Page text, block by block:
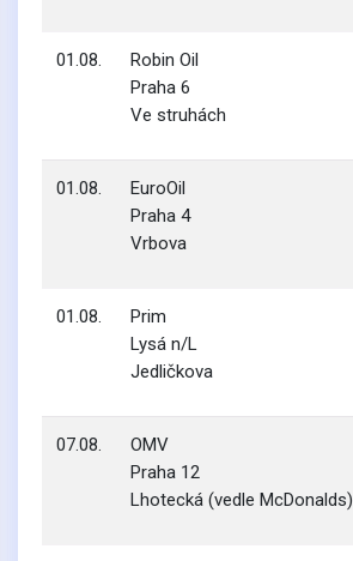
01.08.
Robin Oil
Praha 6
Ve struhách
01.08.
EuroOil
Praha 4
Vrbova
01.08.
Prim
Lysá n/L
Jedličkova
07.08.
OMV
Praha 12
Lhotecká (vedle McDonalds)